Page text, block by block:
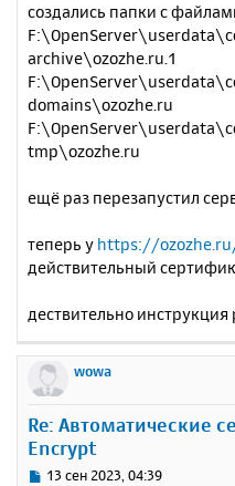
создались папки с
archive\ozozhe.ru.1
domains\ozozhe.ru
tmp\ozozhe.ru
ещё раз перезапустил
теперь у https://
действительный
дествительно инструкция
wowa
Re: Автоматические
Encrypt
С13 сен 2023, 04:39